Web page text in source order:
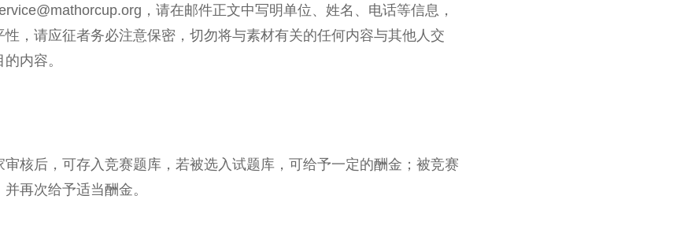
，请在邮件正文中写明单位、姓名、电话等信息，
，请应征者务必注意保密，切勿将与素材有关的任何内容与其他人交
内容。
核后，可存入竞赛题库，若被选入试题库，可给予一定的酬金；被竞赛
再次给予适当酬金。